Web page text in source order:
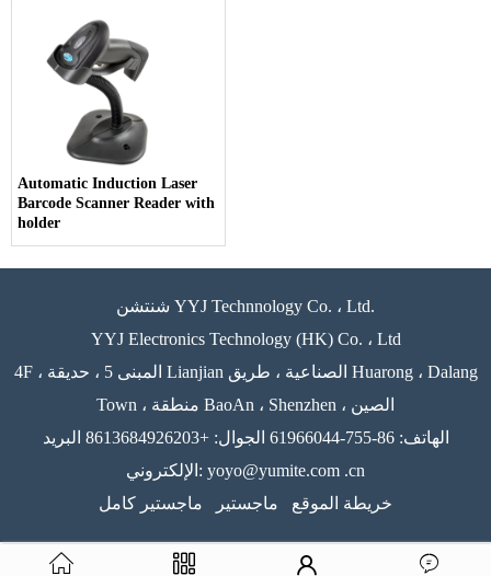
Automatic Induction Laser
Barcode Scanner Reader with
holder
شنتشن YYJ Technnology Co. ، Ltd.
YYJ Electronics Technology (HK) Co. ، Ltd
4F ، المبنى 5 ، حديقة Lianjian الصناعية ، طريق Huarong ، Dalang
Town ، منطقة BaoAn ، Shenzhen ، الصين
الهاتف: 86-755-61966044 الجوال: +8613684926203 البريد
الإلكتروني: yoyo@yumite.com .cn
خريطة الموقع
ماجستير ماجستير كامل